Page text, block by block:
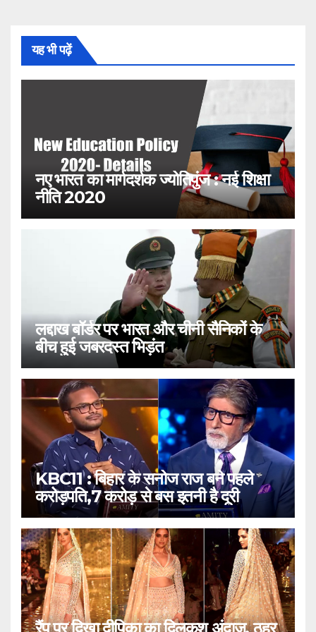
यह भी पढ़ें
नए भारत का मार्गदर्शक ज्योतिपुंज : नई शिक्षा
नीति 2020
लद्दाख बॉर्डर पर भारत और चीनी सैनिकों के
बीच हुई जबरदस्त भिड़ंत
KBC11 : बिहार के सनोज राज बने पहले
करोड़पति,7 करोड़ से बस इतनी है दूरी
रैंप पर दिखा दीपिका का दिलकश अंदाज, ठहर